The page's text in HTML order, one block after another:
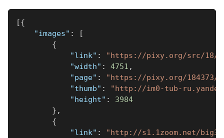
[{
"images" :
[
{
"link" :
"https://pixy.org/src/18/
"width" : 4751 ,
"page" : "https://pixy.org/184373/"
"thumb" :
"http://im0-tub-
"height" :
3984
} ,
{
"link" :
"http://s1.1zoom.net/big3/